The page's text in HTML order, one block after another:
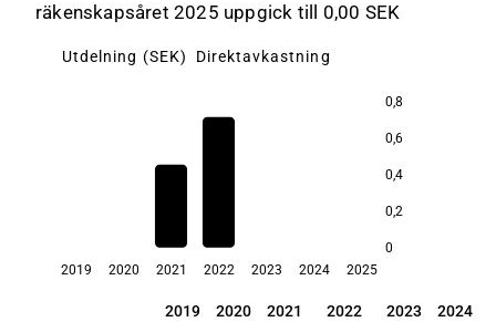
räkenskapsåret 2025 uppgick till 0,00 SEK
Utdelning (SEK) Direktavkastning
0,8
0,6
0,4
0,2
0
2019 2020 2021 2022 2023 2024 2025
2019 2020 2021 2022 2023 2024
2019 2020 2021 2022 2023 2024